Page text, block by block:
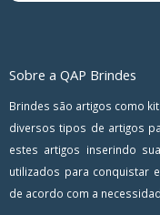
Sobre a QAP Brindes
Brindes são artigos como
diversos tipos de artigos
estes artigos inserindo
utilizados para conquistar
de acordo com a